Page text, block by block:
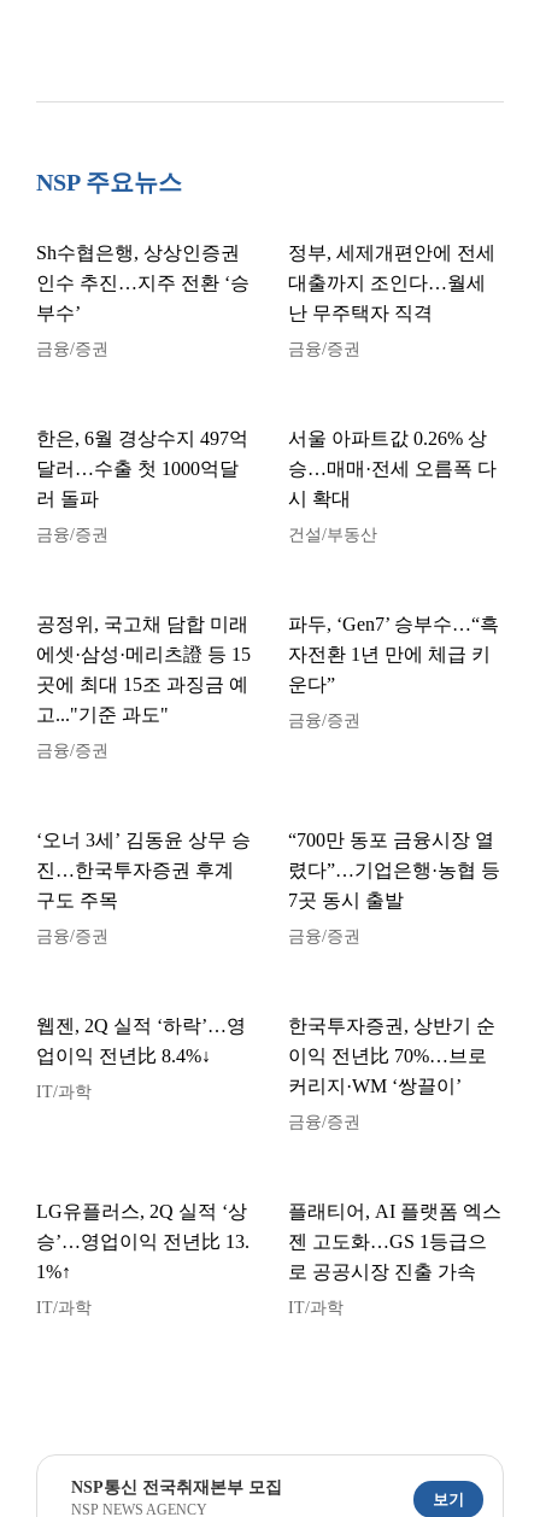
NSP 주요뉴스
Sh수협은행, 상상인증권
인수 추진…지주 전환 ‘승
부수’
금융/증권
정부, 세제개편안에 전세
대출까지 조인다…월세
난 무주택자 직격
금융/증권
한은, 6월 경상수지 497억
달러…수출 첫 1000억달
러 돌파
금융/증권
서울 아파트값 0.26% 상
승…매매·전세 오름폭 다
시 확대
건설/부동산
공정위, 국고채 담합 미래
에셋·삼성·메리츠證 등 15
곳에 최대 15조 과징금 예
고..."기준 과도"
금융/증권
파두, ‘Gen7’ 승부수…“흑
자전환 1년 만에 체급 키
운다”
금융/증권
‘오너 3세’ 김동윤 상무 승
진…한국투자증권 후계
구도 주목
금융/증권
“700만 동포 금융시장 열
렸다”…기업은행·농협 등
7곳 동시 출발
금융/증권
웹젠, 2Q 실적 ‘하락’…영
업이익 전년比 8.4%↓
IT/과학
한국투자증권, 상반기 순
이익 전년比 70%…브로
커리지·WM ‘쌍끌이’
금융/증권
LG유플러스, 2Q 실적 ‘상
승’…영업이익 전년比 13.
1%↑
IT/과학
플래티어, AI 플랫폼 엑스
젠 고도화…GS 1등급으
로 공공시장 진출 가속
IT/과학
NSP통신 전국취재본부 모집
NSP NEWS AGENCY
보기